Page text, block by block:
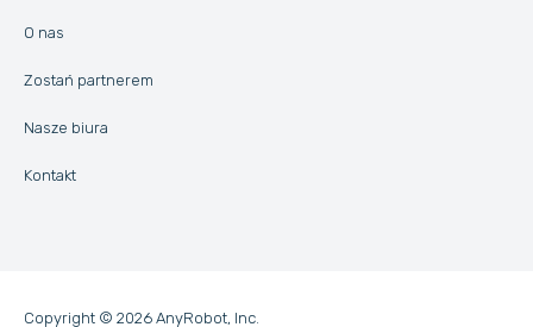
O nas
Zostań partnerem
Nasze biura
Kontakt
Copyright © 2026 AnyRobot, Inc.